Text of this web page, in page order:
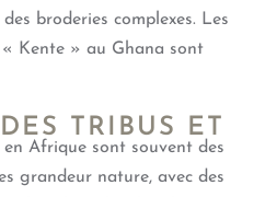
broderies complexes. Les
Kente » au Ghana sont
TRIBUS ET
Afrique sont souvent des
grandeur nature, avec des